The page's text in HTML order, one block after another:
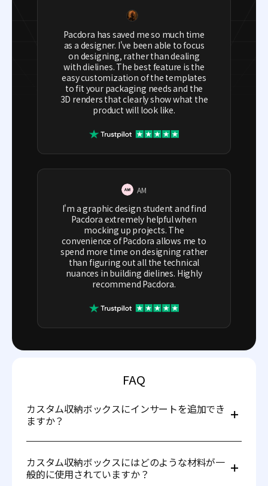
Pacdora has saved me so much time
as a designer. I've been able to focus
on designing, rather than dealing
with dielines. The best feature is the
easy customization of the templates
to fit your packaging needs and the
3D renders that clearly show what the
product will look like.
AM
I'm a graphic design student and find
Pacdora extremely helpful when
mocking up projects. The
convenience of Pacdora allows me to
spend more time on designing rather
than figuring out all the technical
nuances in building dielines. Highly
recommend Pacdora.
FAQ
カスタム収納ボックスにインサートを追加でき
ますか？
栄えを高めるためにフォームや段ボール、紙製のインサー
トを追加できます。 Pacdoraはエディターでインサートの
カスタマイズもサポートしています。
カスタム収納ボックスにはどのような材料が一
般的に使用されていますか？